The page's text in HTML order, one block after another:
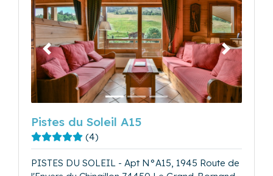
Précédent Suivant
Pistes du Soleil A15
(4)
PISTES DU SOLEIL - Apt N°A15, 1945 Route de